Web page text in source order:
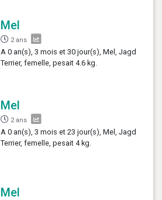
Mel
2 ans
A 0 an(s), 3 mois et 30 jour(s), Mel, Jagd
Terrier, femelle, pesait 4.6 kg.
Mel
2 ans
A 0 an(s), 3 mois et 23 jour(s), Mel, Jagd
Terrier, femelle, pesait 4 kg.
Mel